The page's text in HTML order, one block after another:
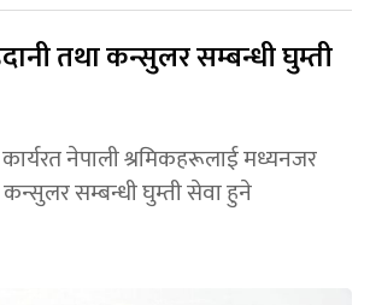
तथा कन्सुलर सम्बन्धी घुम्ती
नेपाली श्रमिकहरूलाई मध्यनजर
कन्सुलर सम्बन्धी घुम्ती सेवा हुने